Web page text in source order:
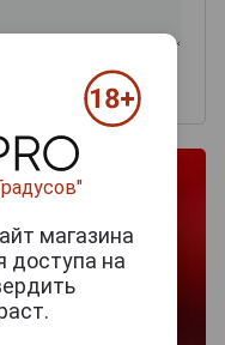
магазина
доступа на